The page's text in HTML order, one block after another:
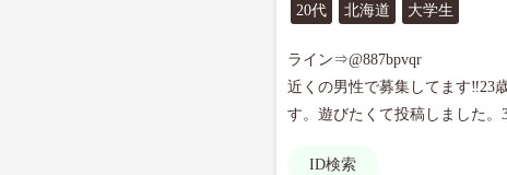
20代 北海道 大学生
ライン⇒@887bpvqr
近くの男性で募集してます‼️23
ID検索